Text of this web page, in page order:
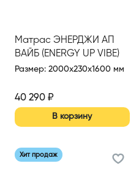
Матрас ЭНЕРДЖИ АП
ВАЙБ (ENERGY UP VIBE)
1600*2000
Размер: 2000x230x1600 мм
40 290 ₽
В корзину
Хит продаж